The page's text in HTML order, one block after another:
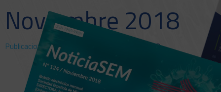
Noviembre 2018
Publicaciones > NoticiaSEM > Noviembre 2018